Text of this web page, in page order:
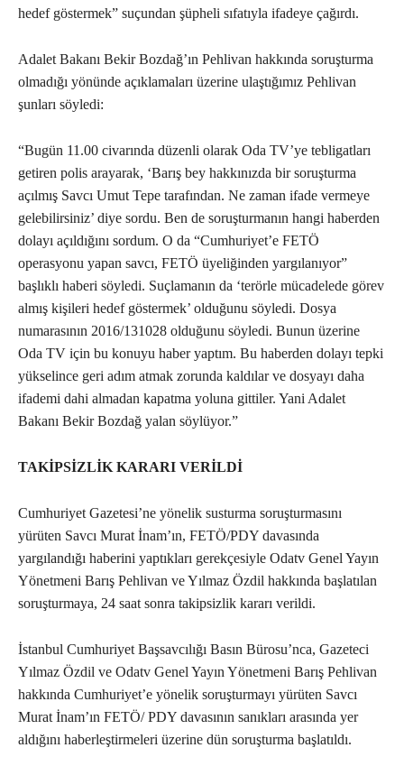
hedef göstermek” suçundan şüpheli sıfatıyla ifadeye çağırdı.
Adalet Bakanı Bekir Bozdağ’ın Pehlivan hakkında soruşturma
olmadığı yönünde açıklamaları üzerine ulaştığımız Pehlivan
şunları söyledi:
“Bugün 11.00 civarında düzenli olarak Oda TV’ye tebligatları
getiren polis arayarak, ‘Barış bey hakkınızda bir soruşturma
açılmış Savcı Umut Tepe tarafından. Ne zaman ifade vermeye
gelebilirsiniz’ diye sordu. Ben de soruşturmanın hangi haberden
dolayı açıldığını sordum. O da “Cumhuriyet’e FETÖ
operasyonu yapan savcı, FETÖ üyeliğinden yargılanıyor”
başlıklı haberi söyledi. Suçlamanın da ‘terörle mücadelede görev
almış kişileri hedef göstermek’ olduğunu söyledi. Dosya
numarasının 2016/131028 olduğunu söyledi. Bunun üzerine
Oda TV için bu konuyu haber yaptım. Bu haberden dolayı tepki
yükselince geri adım atmak zorunda kaldılar ve dosyayı daha
ifademi dahi almadan kapatma yoluna gittiler. Yani Adalet
Bakanı Bekir Bozdağ yalan söylüyor.”
TAKİPSİZLİK KARARI VERİLDİ
Cumhuriyet Gazetesi’ne yönelik susturma soruşturmasını
yürüten Savcı Murat İnam’ın, FETÖ/PDY davasında
yargılandığı haberini yaptıkları gerekçesiyle Odatv Genel Yayın
Yönetmeni Barış Pehlivan ve Yılmaz Özdil hakkında başlatılan
soruşturmaya, 24 saat sonra takipsizlik kararı verildi.
İstanbul Cumhuriyet Başsavcılığı Basın Bürosu’nca, Gazeteci
Yılmaz Özdil ve Odatv Genel Yayın Yönetmeni Barış Pehlivan
hakkında Cumhuriyet’e yönelik soruşturmayı yürüten Savcı
Murat İnam’ın FETÖ/ PDY davasının sanıkları arasında yer
aldığını haberleştirmeleri üzerine dün soruşturma başlatıldı.